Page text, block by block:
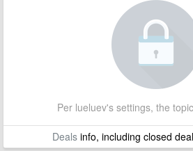
Per lueluev's settings, the
Dealsinfo, including closed